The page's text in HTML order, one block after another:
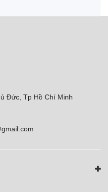
Đức, Tp Hồ Chí Minh